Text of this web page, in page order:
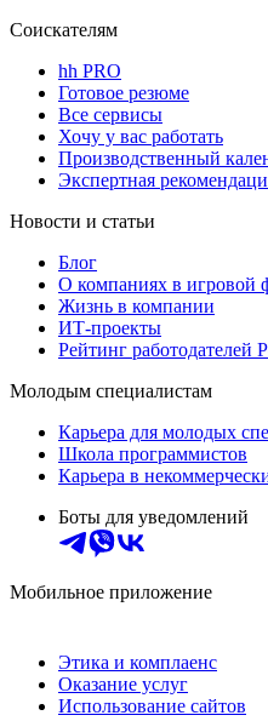
Соискателям
hh PRO
Готовое резюме
Все сервисы
Хочу у вас работать
Производственный
Экспертная
Новости и статьи
Блог
О компаниях в игровой
Жизнь в компании
ИТ-проекты
Рейтинг работодателей
Молодым специалистам
Карьера для молодых
Школа программистов
Карьера в
Боты для уведомлений
Мобильное приложение
Этика и комплаенс
Оказание услуг
Использование сайтов